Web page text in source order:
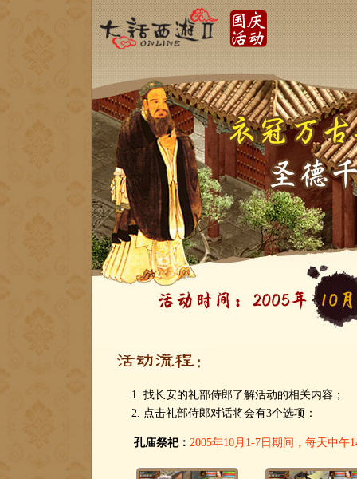
找长安的礼部侍郎了解活动的相关内容；
点击礼部侍郎对话将会有3个选项：
孔庙祭祀： 2005年10月1-7日期间，每天中午